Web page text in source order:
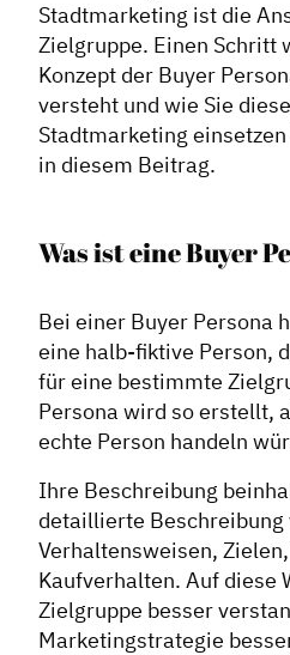
Stadtmarketing ist die
Zielgruppe. Einen Schritt
Konzept der Buyer
versteht und wie Sie
Stadtmarketing
in diesem Beitrag.
Was ist eine Buyer
Bei einer Buyer Persona
eine halb-fiktive Person,
für eine bestimmte
Persona wird so erstellt,
echte Person handeln
Ihre Beschreibung
detaillierte Beschreibung
Verhaltensweisen,
Kaufverhalten. Auf diese
Zielgruppe besser
Marketingstrategie